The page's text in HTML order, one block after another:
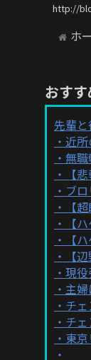
http://
ホ
おす
先輩
近
無
【
ブ
【
【
【
【
現
主
チ
チ
東